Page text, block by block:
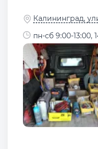
Калининград,
пн-сб 9:00-13:00,